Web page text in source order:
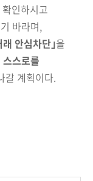
확인하시고
바라며,
안심차단｣을
스스로를
갈 계획이다.